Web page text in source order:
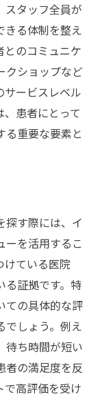
スタッフ全員が
きる体制を整え
とのコミュニケ
クショップなど
サービスレベル
患者にとって
る重要な要素と
探す際には、イ
ーを活用するこ
けている医院
る証拠です。特
ての具体的な評
でしょう。例え
待ち時間が短い
者の満足度を反
で高評価を受け